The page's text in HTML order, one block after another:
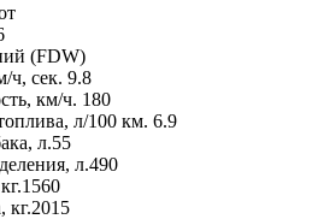
(FDW)
ч, сек. 9.8
км/ч. 180
л/100 км. 6.9
л.55
л.490
1560
кг.2015